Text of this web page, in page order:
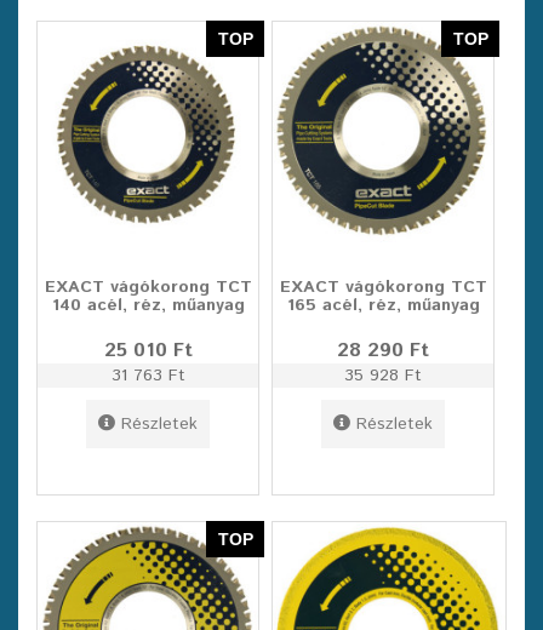
TOP
EXACT vágókorong TCT
140 acél, réz, műanyag
25 010 Ft
31 763 Ft
Részletek
TOP
EXACT vágókorong TCT
165 acél, réz, műanyag
28 290 Ft
35 928 Ft
Részletek
TOP